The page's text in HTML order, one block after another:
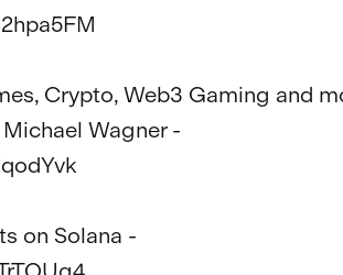
Crypto, Web3 Gaming and
Wagner -
on Solana -